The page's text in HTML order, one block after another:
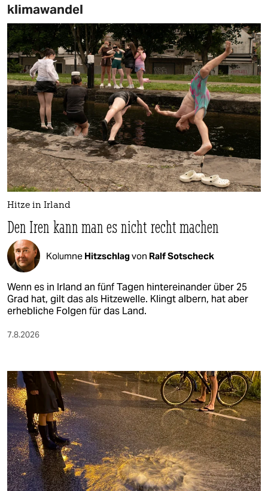
klimawandel
Hitze in Irland
Den Iren kann man es nicht recht machen
Kolumne Hitzschlagvon Ralf Sotscheck
Wenn es in Irland an fünf Tagen hintereinander über 25
Grad hat, gilt das als Hitzewelle. Klingt albern, hat aber
erhebliche Folgen für das Land.
7.8.2026